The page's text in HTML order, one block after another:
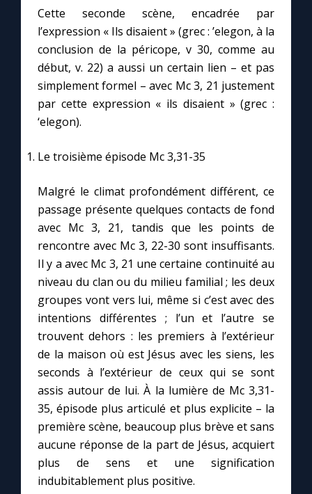
Cette seconde scène, encadrée par
l’expression « Ils disaient » (grec : ’elegon, à la
conclusion de la péricope, v 30, comme au
début, v. 22) a aussi un certain lien – et pas
simplement formel – avec Mc 3, 21 justement
par cette expression « ils disaient » (grec :
‘elegon).
Le troisième épisode Mc 3,31-35
Malgré le climat profondément différent, ce
passage présente quelques contacts de fond
avec Mc 3, 21, tandis que les points de
rencontre avec Mc 3, 22-30 sont insuffisants.
Il y a avec Mc 3, 21 une certaine continuité au
niveau du clan ou du milieu familial ; les deux
groupes vont vers lui, même si c’est avec des
intentions différentes ; l’un et l’autre se
trouvent dehors : les premiers à l’extérieur
de la maison où est Jésus avec les siens, les
seconds à l’extérieur de ceux qui se sont
assis autour de lui. À la lumière de Mc 3,31-
35, épisode plus articulé et plus explicite – la
première scène, beaucoup plus brève et sans
aucune réponse de la part de Jésus, acquiert
plus de sens et une signification
indubitablement plus positive.